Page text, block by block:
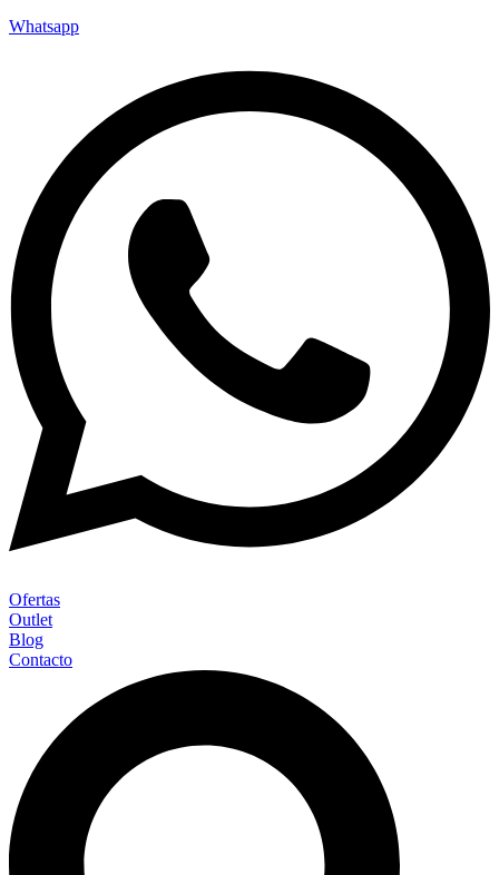
Whatsapp
Ofertas
Outlet
Blog
Contacto